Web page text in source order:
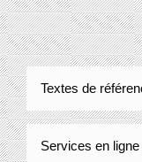
Textes de
Services en